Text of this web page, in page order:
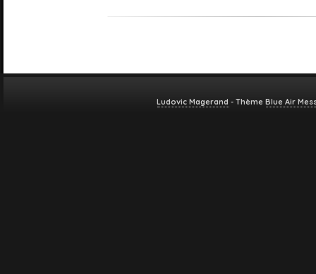
Ludovic Magerand - ThèmeBlue Air